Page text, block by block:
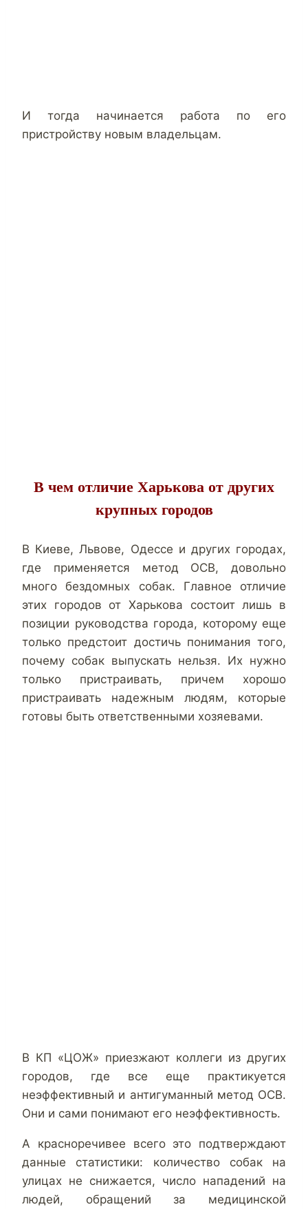
И тогда начинается работа по его
пристройству новым владельцам.
В чем отличие Харькова от других
крупных городов
В Киеве, Львове, Одессе и других городах,
где применяется метод ОСВ, довольно
много бездомных собак. Главное отличие
этих городов от Харькова состоит лишь в
позиции руководства города, которому еще
только предстоит достичь понимания того,
почему собак выпускать нельзя. Их нужно
только пристраивать, причем хорошо
пристраивать надежным людям, которые
готовы быть ответственными хозяевами.
В КП «ЦОЖ» приезжают коллеги из других
городов, где все еще практикуется
неэффективный и антигуманный метод ОСВ.
Они и сами понимают его неэффективность.
А красноречивее всего это подтверждают
данные статистики: количество собак на
улицах не снижается, число нападений на
людей, обращений за медицинской